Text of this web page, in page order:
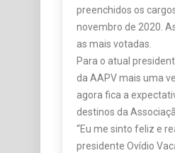
preenchidos os
novembro de 2020.
as mais votadas.
Para o atual
da AAPV mais uma
agora fica a
destinos da
“Eu me sinto feliz e
presidente Ovídio